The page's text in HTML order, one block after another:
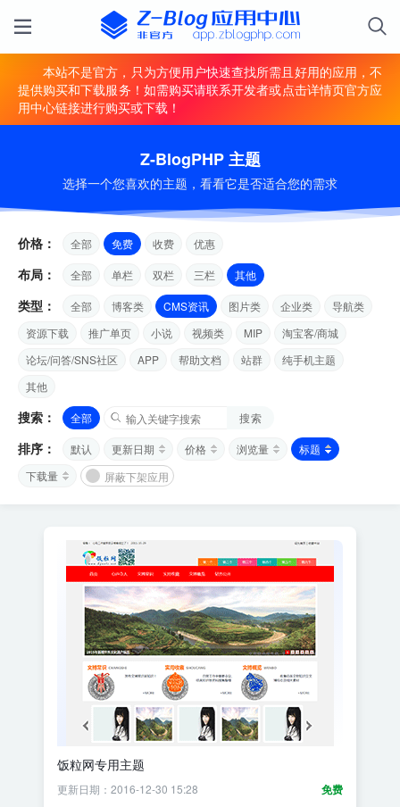
本站不是官方，只为方便用户快速查找所需且好用的应用，不
提供购买和下载服务！如需购买请联系开发者或点击详情页官方应
用中心链接进行购买或下载！
Z-BlogPHP 主题
选择一个您喜欢的主题，看看它是否适合您的需求
价格： 全部 免费 收费 优惠
布局： 全部 单栏 双栏 三栏 其他
类型： 全部 博客类 CMS资讯 图片类 企业类
导航类
资源下载
推广单页 小说 视频类 MIP
淘宝客/商城
论坛/问答/SNS社区
APP 帮助文档 站群
纯手机主题
其他
搜索： 全部 搜索
排序： 默认 更新日期 价格 浏览量
标题
下载量
屏蔽下架应用
饭粒网专用主题
免费
更新日期：2016-12-30 15:28